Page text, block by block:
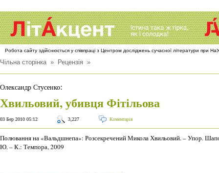
Робота сайту здійснюється у співпраці з Центром досліджень сучасної літератури при
Чільна сторінка» Рецензія »
Олександр Стусенко:
Хвильовий, убивця Фітільова
03 Бер 2010 05:12 3,227 Коментарів
Полювання на «Вальдшнепа»: Розсекречений Микола Хвильовий. – Упор.
Ю. – К.: Темпора, 2009